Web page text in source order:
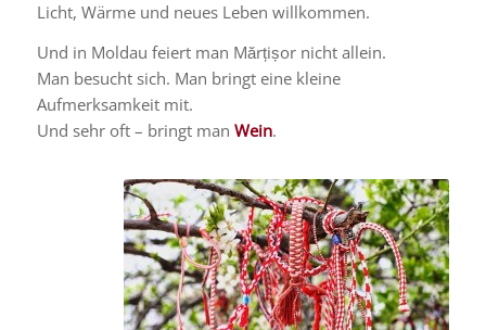
Licht, Wärme und neues Leben willkommen.
Und in Moldau feiert man Mărțișor nicht allein.
Man besucht sich. Man bringt eine kleine
Aufmerksamkeit mit.
Und sehr oft – bringt man Wein.